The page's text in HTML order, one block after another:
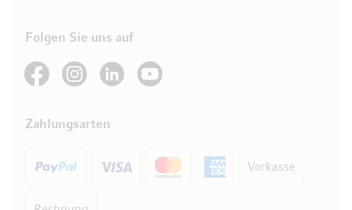
Folgen Sie uns auf
See our FacebookSee our Instagram account
See our LinkedInSee our YouTube channel
Zahlungsarten
Vorkasse